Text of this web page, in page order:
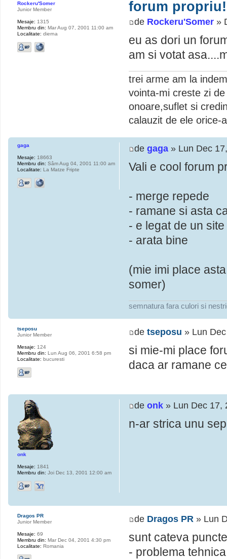
forum propriu!
de Rockeru'Somer »
eu as dori un
am si votat
trei arme am la
vointa-mi creste zi
onoare,suflet si
calauzit de ele orice-
Rockeru'Somer
Junior Member
Mesaje: 1315
Membru din: Mar Aug 07, 2001 11:00 am
Localitate: dierna
de gaga » Lun Dec
Vali e cool forum
- merge repede
- ramane si asta
- e legat de un
- arata bine
(mie imi place
somer)
semnatura fara culori si
gaga
Mesaje: 18663
Membru din: Sâm Aug 04, 2001 11:00 am
Localitate: La Matze Fripte
de tseposu » Lun
si mie-mi place
daca ar ramane
tseposu
Junior Member
Mesaje: 124
Membru din: Lun Aug 06, 2001 6:58 pm
Localitate: bucuresti
de onk » Lun Dec 17,
n-ar strica unu
onk
Mesaje: 1841
Membru din: Joi Dec 13, 2001 12:00 am
de Dragos PR » Lun
sunt cateva
- problema
Dragos PR
Junior Member
Mesaje: 69
Membru din: Mar Dec 04, 2001 4:30 pm
Localitate: Romania